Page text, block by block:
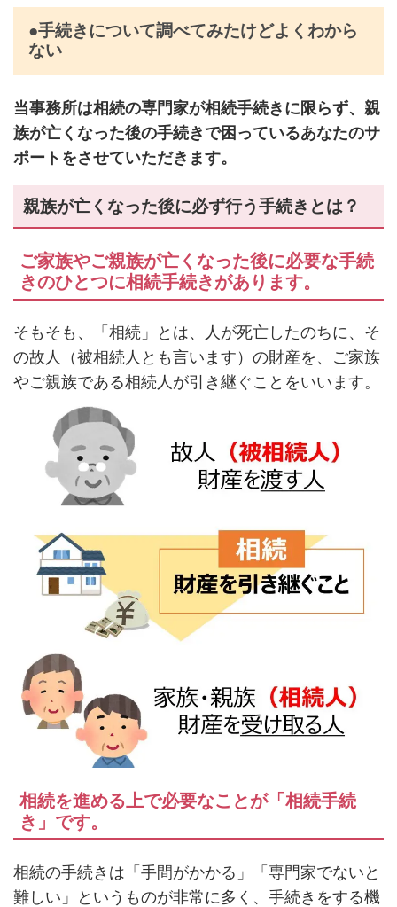
●手続きについて調べてみたけどよくわから
ない
当事務所は相続の専門家が相続手続きに限らず、親
族が亡くなった後の手続きで困っているあなたのサ
ポートをさせていただきます。
親族が亡くなった後に必ず行う手続きとは？
ご家族やご親族が亡くなった後に必要な手続
きのひとつに相続手続きがあります。
そもそも、「相続」とは、人が死亡したのちに、そ
の故人（被相続人とも言います）の財産を、ご家族
やご親族である相続人が引き継ぐことをいいます。
相続を進める上で必要なことが「相続手続
き」です。
相続の手続きは「手間がかかる」「専門家でないと
難しい」というものが非常に多く、手続きをする機